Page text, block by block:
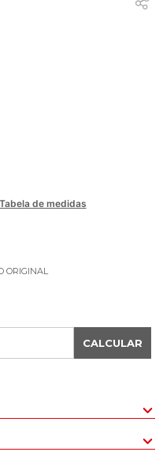
ORIGINAL
CALCULAR
Masculino Nico Boco Plus
momentos do seu dia.